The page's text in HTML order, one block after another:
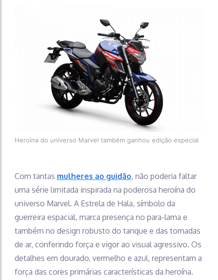
Heroína do universo Marvel também ganhou edição especial
Com tantas mulheres ao guidão, não poderia faltar
uma série limitada inspirada na poderosa heroína do
universo Marvel. A Estrela de Hala, símbolo da
guerreira espacial, marca presença no para-lama e
também no design robusto do tanque e das tomadas
de ar, conferindo força e vigor ao visual agressivo. Os
detalhes em dourado, vermelho e azul, representam a
força das cores primárias características da heroína.